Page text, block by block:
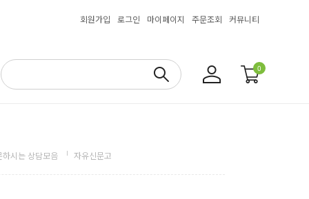
회원가입 로그인 마이페이지 주문조회 커뮤니티
0
시는 상담모음 자유신문고